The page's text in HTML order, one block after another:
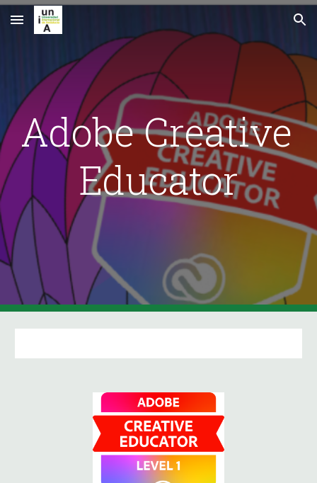
Skip to main content Skip to navigation
Adobe Creative
Educator